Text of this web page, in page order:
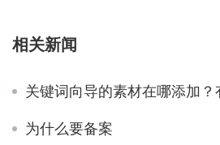
相关新闻
关键词向导的素材在哪添加？
为什么要备案